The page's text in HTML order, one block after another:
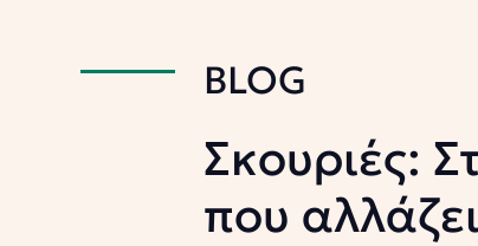
BLOG
Σκουριές:
που